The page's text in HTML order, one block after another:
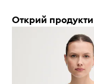
Открий